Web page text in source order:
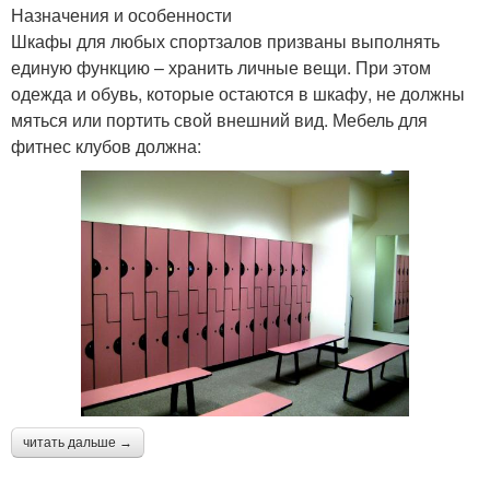
Назначения и особенности
Шкафы для любых спортзалов призваны выполнять
единую функцию – хранить личные вещи. При этом
одежда и обувь, которые остаются в шкафу, не должны
мяться или портить свой внешний вид. Мебель для
фитнес клубов должна:
читать дальше →